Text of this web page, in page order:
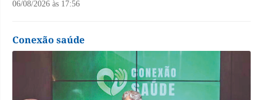
06/08/2026 às 17:56
Conexão saúde